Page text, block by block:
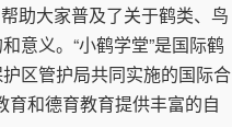
助大家普及了关于鹤类、鸟
意义。“小鹤学堂”是国际鹤
区管护局共同实施的国际合
和德育教育提供丰富的自